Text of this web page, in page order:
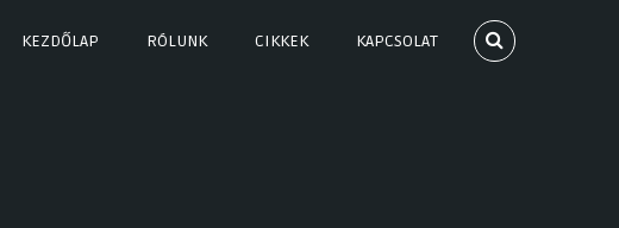
KEZDŐLAP RÓLUNK CIKKEK KAPCSOLAT